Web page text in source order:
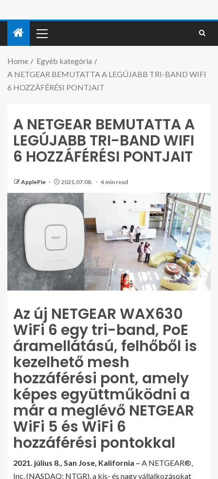
Home
Egyéb kategória
A NETGEAR BEMUTATTA A LEGÚJABB TRI-BAND WIFI
6 HOZZÁFÉRÉSI PONTJAIT
A NETGEAR BEMUTATTA A
LEGÚJABB TRI-BAND WIFI
6 HOZZÁFÉRÉSI PONTJAIT
ApplePie 2021.07.08. 4 min read
Az új NETGEAR WAX630
WiFi 6 egy tri-band, PoE
áramellátású, felhőből is
kezelhető mesh
hozzáférési pont, amely
képes együttműködni a
már a meglévő NETGEAR
WiFi 5 és WiFi 6
hozzáférési pontokkal
2021. július 8., San Jose, Kalifornia – A NETGEAR®,
Inc. (NASDAQ: NTGR), a kis- és nagy vállalkozásokat